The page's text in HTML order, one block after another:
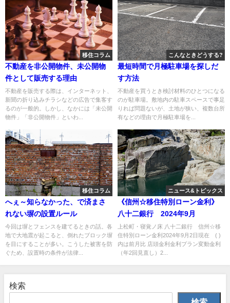
移住コラム
不動産を非公開物件、未公開物
件として販売する理由
不動産を販売する際は、インターネット、
新聞の折り込みチラシなどの広告で集客す
るのが一般的。しかし、なかには「未公開
物件」「非公開物件」といわ...
こんなときどうする?
最短時間で月極駐車場を探しだ
す方法
不動産を買うとき検討材料のひとつになる
のが駐車場。敷地内の駐車スペースで事足
りれば問題ないが、土地が狭い、複数台所
有などの理由で月極駐車場を...
移住コラム
へぇ～知らなかった、で済まさ
れない塀の設置ルール
今回は塀とフェンスを建てるときの話。各
地で大地震が起こると、倒れたブロック塀
を目にすることが多い。こうした被害を防
ぐため、設置時の条件が法律...
ニュース&トピックス
《信州☆移住特別ローン金利》
八十二銀行 2024年9月
上松町・寝覚ノ床 八十二銀行 信州☆移
住特別ローン金利2024年9月2日現在 ( )
内は前月比 店頭金利金利プラン変動金利
（年2回見直し）2...
検索